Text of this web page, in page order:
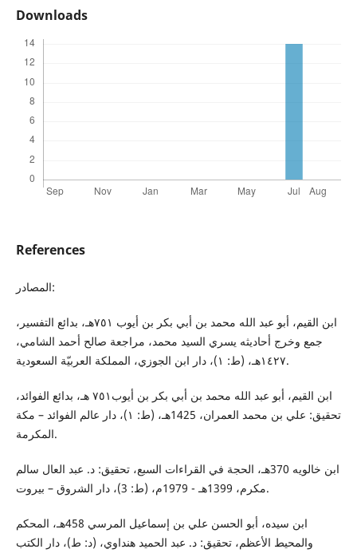
Downloads
References
المصادر:
ابن القيم، أبو عبد الله محمد بن أبي بكر بن أيوب ٧٥١هـ، بدائع التفسير،
جمع وخرج أحاديثه يسري السيد محمد، مراجعة صالح أحمد الشامي،
١٤٢٧هـ، (ط: ١)، دار ابن الجوزي، المملكة العربيّة السعودية.
ابن القيم، أبو عبد الله محمد بن أبي بكر بن أيوب٧٥١ هـ، بدائع الفوائد،
تحقيق: علي بن محمد العمران، 1425هـ، (ط: ١)، دار عالم الفوائد – مكة
المكرمة.
ابن خالويه 370هـ، الحجة في القراءات السبع، تحقيق: د. عبد العال سالم
مكرم، 1399هـ - 1979م، (ط: 3)، دار الشروق – بيروت.
ابن سيده، أبو الحسن علي بن إسماعيل المرسي 458هـ، المحكم
والمحيط الأعظم، تحقيق: د. عبد الحميد هنداوي، (د: ط)، دار الكتب